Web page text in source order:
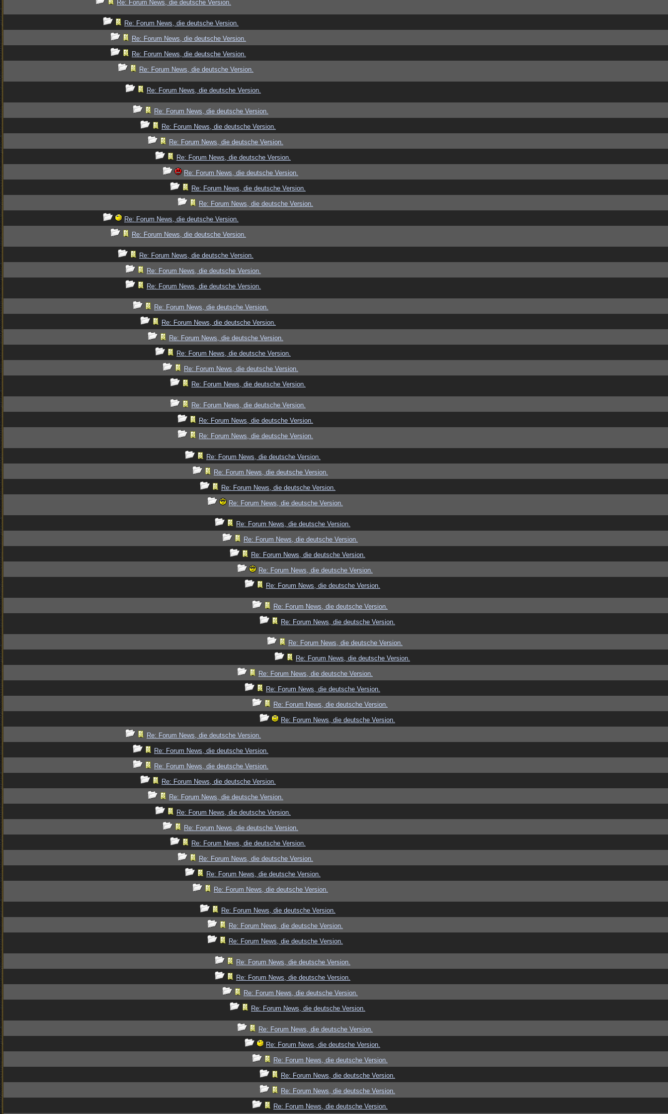
Re: Forum News, die deutsche Version.
Re: Forum News, die deutsche Version.
Re: Forum News, die deutsche Version.
Re: Forum News, die deutsche Version.
Re: Forum News, die deutsche Version.
Re: Forum News, die deutsche Version.
Re: Forum News, die deutsche Version.
Re: Forum News, die deutsche Version.
Re: Forum News, die deutsche Version.
Re: Forum News, die deutsche Version.
Re: Forum News, die deutsche Version.
Re: Forum News, die deutsche Version.
Re: Forum News, die deutsche Version.
Re: Forum News, die deutsche Version.
Re: Forum News, die deutsche Version.
Re: Forum News, die deutsche Version.
Re: Forum News, die deutsche Version.
Re: Forum News, die deutsche Version.
Re: Forum News, die deutsche Version.
Re: Forum News, die deutsche Version.
Re: Forum News, die deutsche Version.
Re: Forum News, die deutsche Version.
Re: Forum News, die deutsche Version.
Re: Forum News, die deutsche Version.
Re: Forum News, die deutsche Version.
Re: Forum News, die deutsche Version.
Re: Forum News, die deutsche Version.
Re: Forum News, die deutsche Version.
Re: Forum News, die deutsche Version.
Re: Forum News, die deutsche Version.
Re: Forum News, die deutsche Version.
Re: Forum News, die deutsche Version.
Re: Forum News, die deutsche Version.
Re: Forum News, die deutsche Version.
Re: Forum News, die deutsche Version.
Re: Forum News, die deutsche Version.
Re: Forum News, die deutsche Version.
Re: Forum News, die deutsche Version.
Re: Forum News, die deutsche Version.
Re: Forum News, die deutsche Version.
Re: Forum News, die deutsche Version.
Re: Forum News, die deutsche Version.
Re: Forum News, die deutsche Version.
Re: Forum News, die deutsche Version.
Re: Forum News, die deutsche Version.
Re: Forum News, die deutsche Version.
Re: Forum News, die deutsche Version.
Re: Forum News, die deutsche Version.
Re: Forum News, die deutsche Version.
Re: Forum News, die deutsche Version.
Re: Forum News, die deutsche Version.
Re: Forum News, die deutsche Version.
Re: Forum News, die deutsche Version.
Re: Forum News, die deutsche Version.
Re: Forum News, die deutsche Version.
Re: Forum News, die deutsche Version.
Re: Forum News, die deutsche Version.
Re: Forum News, die deutsche Version.
Re: Forum News, die deutsche Version.
Re: Forum News, die deutsche Version.
Re: Forum News, die deutsche Version.
Re: Forum News, die deutsche Version.
Re: Forum News, die deutsche Version.
Re: Forum News, die deutsche Version.
Re: Forum News, die deutsche Version.
Re: Forum News, die deutsche Version.
Re: Forum News, die deutsche Version.
Re: Forum News, die deutsche Version.